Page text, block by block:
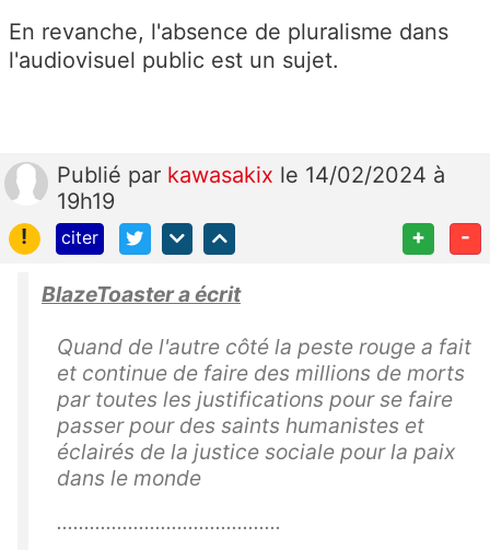
En revanche, l'absence de pluralisme dans
l'audiovisuel public est un sujet.
Publié par kawasakix le 14/02/2024 à
19h19
!
citer + -
BlazeToaster a écrit
Quand de l'autre côté la peste rouge a fait
et continue de faire des millions de morts
par toutes les justifications pour se faire
passer pour des saints humanistes et
éclairés de la justice sociale pour la paix
dans le monde
.........................................